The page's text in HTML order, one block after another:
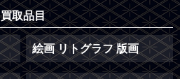
買取品目
絵画 リトグラフ 版画